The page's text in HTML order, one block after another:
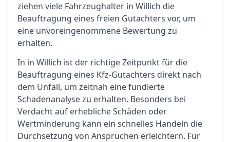
ziehen viele Fahrzeughalter in Willich die
Beauftragung eines freien Gutachters vor, um
eine unvoreingenommene Bewertung zu
erhalten.
In in Willich ist der richtige Zeitpunkt für die
Beauftragung eines Kfz-Gutachters direkt nach
dem Unfall, um zeitnah eine fundierte
Schadenanalyse zu erhalten. Besonders bei
Verdacht auf erhebliche Schäden oder
Wertminderung kann ein schnelles Handeln die
Durchsetzung von Ansprüchen erleichtern. Für